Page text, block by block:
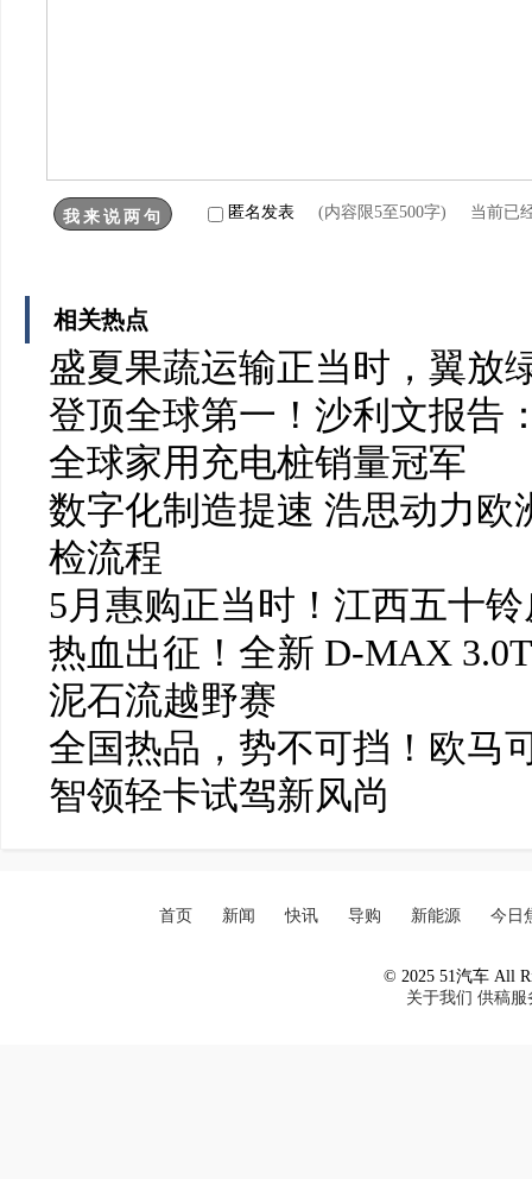
匿名发表 (内容限5至500字) 当前已
相关热点
盛夏果蔬运输正当时，翼放
登顶全球第一！沙利文报告
全球家用充电桩销量冠军
数字化制造提速 浩思动力
检流程
5月惠购正当时！江西五十
热血出征！全新 D-MAX
泥石流越野赛
全国热品，势不可挡！欧马
智领轻卡试驾新风尚
首页 新闻 快讯 导购 新能源 今日
© 2025 51汽车 All
关于我们 供稿服